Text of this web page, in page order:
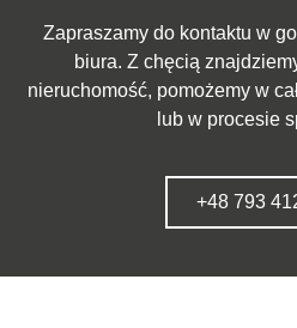
Zapraszamy do kontaktu w
biura. Z chęcią
nieruchomość, pomożemy w
lub w procesie
+48 793